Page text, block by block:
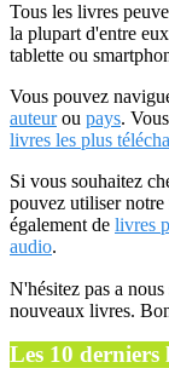
Tous les livres
la plupart d'entre
tablette ou
Vous pouvez
auteurou pays.
livres les plus
Si vous souhaitez
pouvez utiliser notre
également de livres
audio.
N'hésitez pas a
nouveaux livres.
Les 10